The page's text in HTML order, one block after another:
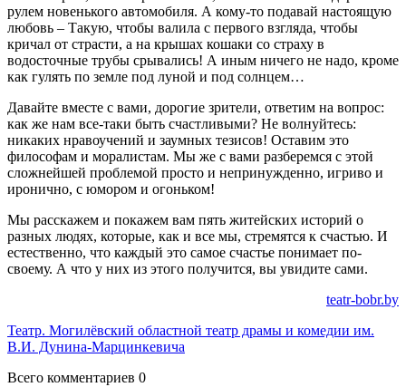
рулем новенького автомобиля. А кому-то подавай настоящую
любовь – Такую, чтобы валила с первого взгляда, чтобы
кричал от страсти, а на крышах кошаки со страху в
водосточные трубы срывались! А иным ничего не надо, кроме
как гулять по земле под луной и под солнцем…
Давайте вместе с вами, дорогие зрители, ответим на вопрос:
как же нам все-таки быть счастливыми? Не волнуйтесь:
никаких нравоучений и заумных тезисов! Оставим это
философам и моралистам. Мы же с вами разберемся с этой
сложнейшей проблемой просто и непринужденно, игриво и
иронично, с юмором и огоньком!
Мы расскажем и покажем вам пять житейских историй о
разных людях, которые, как и все мы, стремятся к счастью. И
естественно, что каждый это самое счастье понимает по-
своему. А что у них из этого получится, вы увидите сами.
teatr-bobr.by
Театр. Могилёвский областной театр драмы и комедии им.
В.И. Дунина-Марцинкевича
Всего комментариев 0